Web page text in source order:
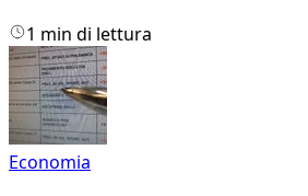
1 min di lettura
Economia